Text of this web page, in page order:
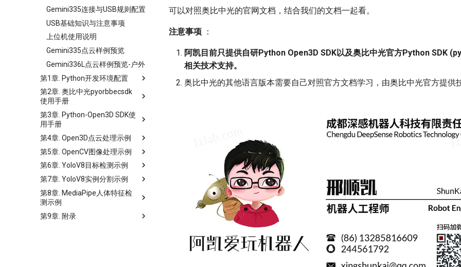
Gemini335连接与USB规则配置
USB基础知识与注意事项
上位机使用说明
Gemini335点云样例预览
Gemini336L点云样例预览-户外
第1章. Python开发环境配置
第2章. 奥比中光pyorbbecsdk
使用手册
第3章. Python-Open3D SDK使
用手册
第4章. Open3D点云处理示例
第5章. OpenCV图像处理示例
第6章. YoloV8目标检测示例
第7章. YoloV8实例分割示例
第8章. MediaPipe人体特征检
测示例
第9章. 附录
可以对照奥比中光的官网文档，结合我们的文档一起看。
注意事项 ：
阿凯目前只提供自研Python Open3D SDK以及奥比中光官方Python SDK
相关技术支持。
奥比中光的其他语言版本需要自己对照官方文档学习，由奥比中光官方提供